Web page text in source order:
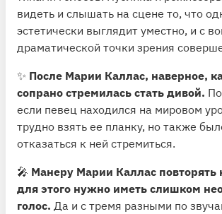
видеть и слышать на сцене то, что
эстетически выглядит уместно, и с
драматической точки зрения
✨ После Марии Каллас, наверное,
сопрано стремилась стать дивой.
если певец находился на мировом
трудно взять ее планку, но также
отказаться к ней стремиться.
🎤 Манеру Марии Каллас повторять
для этого нужно иметь слишком
голос. Да и с тремя разными по